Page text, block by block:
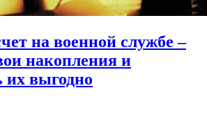
на военной службе –
накопления и
их выгодно